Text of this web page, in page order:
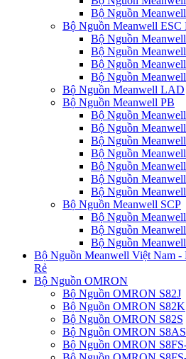
Bộ Nguồn
Bộ Nguồn Meanwell ESC
Bộ Nguồn
Bộ Nguồn
Bộ Nguồn
Bộ Nguồn
Bộ Nguồn Meanwell LAD
Bộ Nguồn Meanwell PB
Bộ Nguồn
Bộ Nguồn
Bộ Nguồn
Bộ Nguồn
Bộ Nguồn
Bộ Nguồn
Bộ Nguồn
Bộ Nguồn Meanwell SCP
Bộ Nguồn
Bộ Nguồn
Bộ Nguồn
Bộ Nguồn Meanwell Việt Nam -
Rẻ
Bộ Nguồn OMRON
Bộ Nguồn OMRON S82J
Bộ Nguồn OMRON S82K
Bộ Nguồn OMRON S82S
Bộ Nguồn OMRON S8AS
Bộ Nguồn OMRON